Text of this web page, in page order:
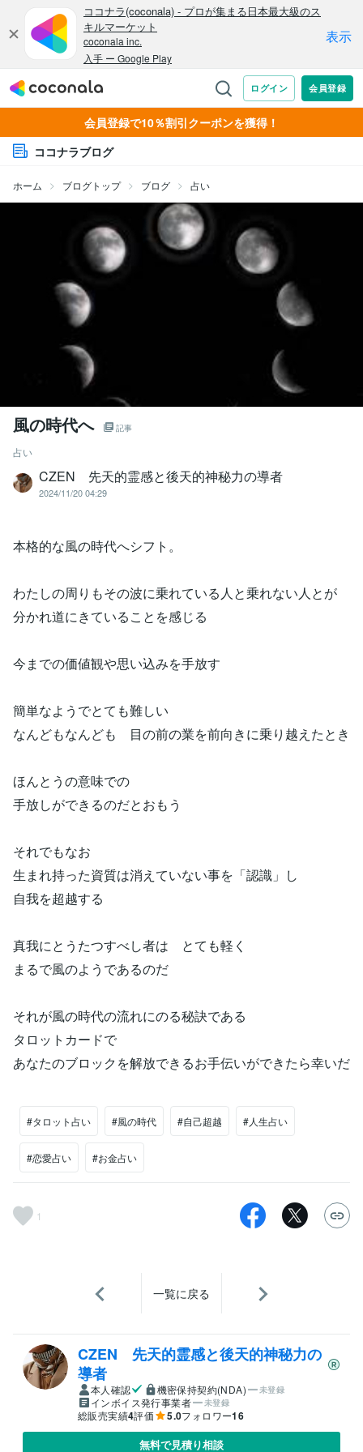
会員登録で10％割引クーポンを獲得！
ココナラブログ
ホーム ブログトップ ブログ 占い
風の時代へ 記事
占い
CZEN 先天的霊感と後天的神秘力の導者
2024/11/20 04:29
本格的な風の時代へシフト。
わたしの周りもその波に乗れている人と乗れない人とが
分かれ道にきていることを感じる
今までの価値観や思い込みを手放す
簡単なようでとても難しい
なんどもなんども 目の前の業を前向きに乗り越えたとき
ほんとうの意味での
手放しができるのだとおもう
それでもなお
生まれ持った資質は消えていない事を「認識」し
自我を超越する
真我にとうたつすべし者は とても軽く
まるで風のようであるのだ
それが風の時代の流れにのる秘訣である
タロットカードで
あなたのブロックを解放できるお手伝いができたら幸いだ
#タロット占い #風の時代 #自己超越 #人生占い
#恋愛占い #お金占い
1
一覧に戻る
CZEN 先天的霊感と後天的神秘力の
導者
本人確認 機密保持契約(NDA) 未登録
インボイス発行事業者 未登録
総販売実績4評価 5.0フォロワー16
無料で見積り相談